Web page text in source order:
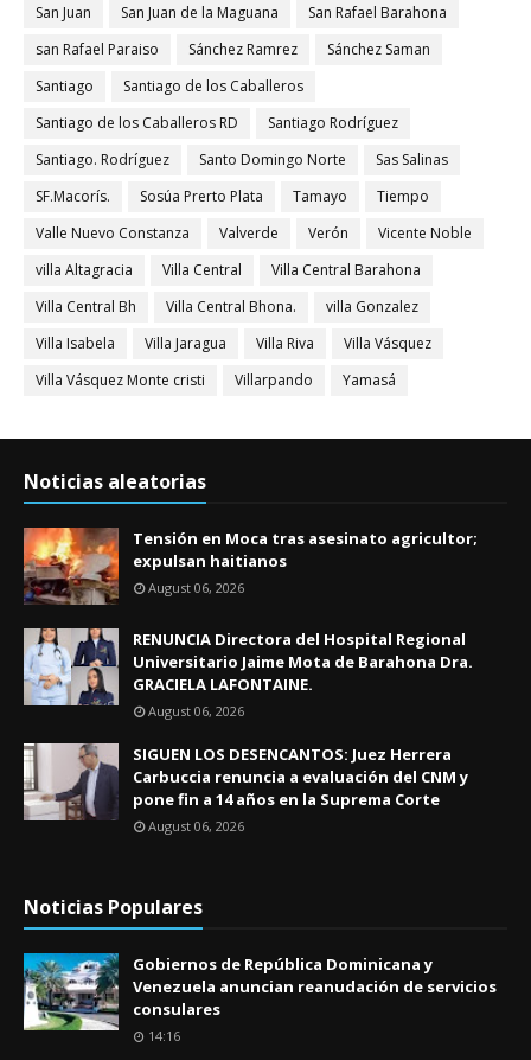
San Juan
San Juan de la Maguana
San Rafael Barahona
san Rafael Paraiso
Sánchez Ramrez
Sánchez Saman
Santiago
Santiago de los Caballeros
Santiago de los Caballeros RD
Santiago Rodríguez
Santiago. Rodríguez
Santo Domingo Norte
Sas Salinas
SF.Macorís.
Sosúa Prerto Plata Tamayo
Tiempo
Valle Nuevo Constanza
Valverde Verón
Vicente Noble
villa Altagracia
Villa Central
Villa Central Barahona
Villa Central Bh
Villa Central Bhona.
villa Gonzalez
Villa Isabela
Villa Jaragua Villa Riva
Villa Vásquez
Villa Vásquez Monte cristi
Villarpando Yamasá
Noticias aleatorias
Tensión en Moca tras asesinato agricultor;
expulsan haitianos
August 06, 2026
RENUNCIA Directora del Hospital Regional
Universitario Jaime Mota de Barahona Dra.
GRACIELA LAFONTAINE.
August 06, 2026
SIGUEN LOS DESENCANTOS: Juez Herrera
Carbuccia renuncia a evaluación del CNM y
pone fin a 14 años en la Suprema Corte
August 06, 2026
Noticias Populares
Gobiernos de República Dominicana y
Venezuela anuncian reanudación de servicios
consulares
14:16